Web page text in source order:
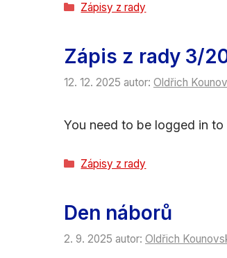
Rubriky
Zápisy z rady
Zápis z rady 3/
12. 12. 2025 autor: Oldřich
You need to be logged in
Rubriky
Zápisy z rady
Den náborů
2. 9. 2025 autor: Oldřich